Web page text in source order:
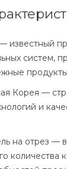
известный
систем,
Корея —
и
на отрез —
количества